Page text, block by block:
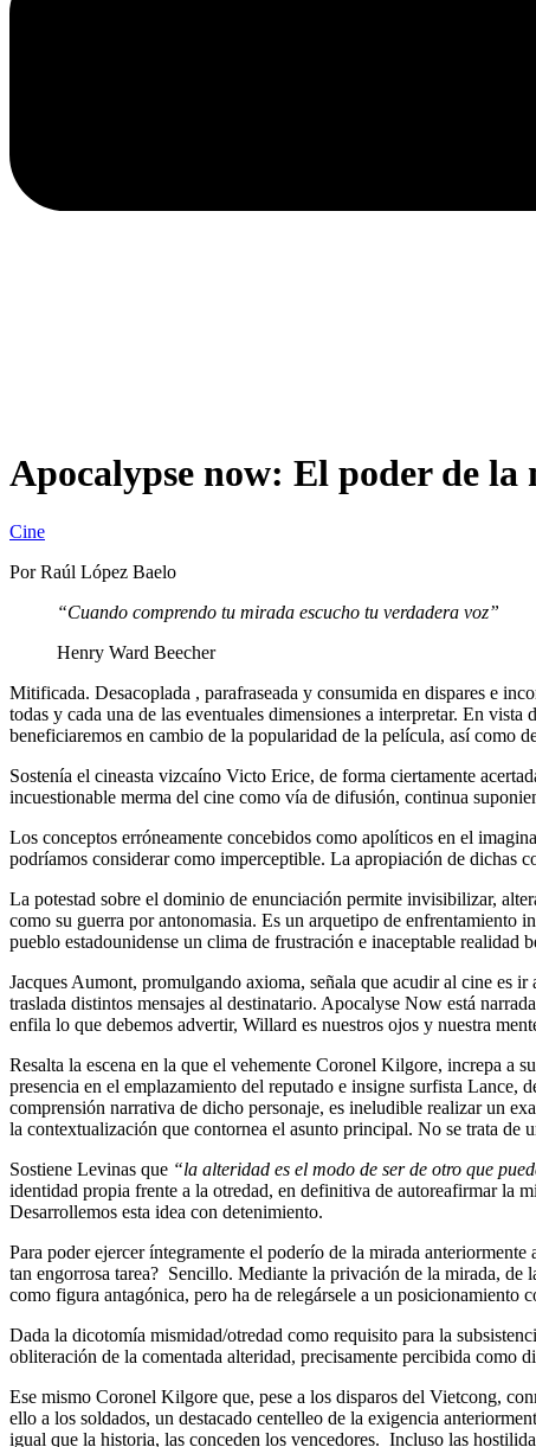
Apocalypse now: El poder de
Cine
Por Raúl López Baelo
“Cuando comprendo tu mirada escucho tu verdadera voz”
Henry Ward Beecher
Mitificada. Desacoplada , parafraseada y consumida en dispares e
todas y cada una de las eventuales dimensiones a interpretar. En
beneficiaremos en cambio de la popularidad de la película, así como
Sostenía el cineasta vizcaíno Victo Erice, de forma ciertamente
incuestionable merma del cine como vía de difusión, continua
Los conceptos erróneamente concebidos como apolíticos en el
podríamos considerar como imperceptible. La apropiación de dichas
La potestad sobre el dominio de enunciación permite invisibilizar,
como su guerra por antonomasia. Es un arquetipo de
pueblo estadounidense un clima de frustración e inaceptable realidad
Jacques Aumont, promulgando axioma, señala que acudir al cine es
traslada distintos mensajes al destinatario. Apocalyse Now está
enfila lo que debemos advertir, Willard es nuestros ojos y nuestra
Resalta la escena en la que el vehemente Coronel Kilgore, increpa a
presencia en el emplazamiento del reputado e insigne surfista Lance,
comprensión narrativa de dicho personaje, es ineludible realizar un
la contextualización que contornea el asunto principal. No se trata de
Sostiene Levinas que “la alteridad es el modo de ser de otro que
identidad propia frente a la otredad, en definitiva de autoreafirmar la
Desarrollemos esta idea con detenimiento.
Para poder ejercer íntegramente el poderío de la mirada
tan engorrosa tarea? Sencillo. Mediante la privación de la mirada, de
como figura antagónica, pero ha de relegársele a un posicionamiento
Dada la dicotomía mismidad/otredad como requisito para la
obliteración de la comentada alteridad, precisamente percibida como
Ese mismo Coronel Kilgore que, pese a los disparos del Vietcong,
ello a los soldados, un destacado centelleo de la exigencia
igual que la historia, las conceden los vencedores. Incluso las